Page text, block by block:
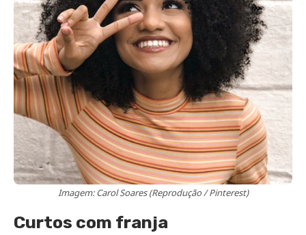
Imagem: Carol Soares (Reprodução / Pinterest)
Curtos com franja